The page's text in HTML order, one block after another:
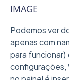
IMAGE
Podemos ver
apenas com
para funcionar)
configurações,